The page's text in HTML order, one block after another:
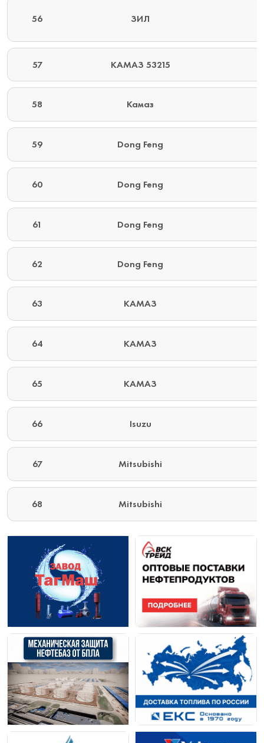
56 ЗИЛ
57 КАМАЗ 53215
58 Камаз
59 Dong Feng
60 Dong Feng
61 Dong Feng
62 Dong Feng
63 КАМАЗ
64 КАМАЗ
65 КАМАЗ
66 Isuzu
67 Mitsubishi
68 Mitsubishi